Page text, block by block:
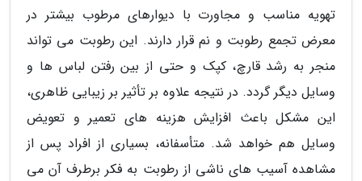
تهویه مناسب و مجاورت با دیوارهای مرطوب بیشتر در
معرض تجمع رطوبت و نم قرار دارند. این رطوبت می تواند
منجر به رشد قارچ، کپک و حتی از بین رفتن لباس ها و
وسایل دیگر گردد. در نتیجه علاوه بر تأثیر بر زیبایی ظاهری،
این مشکل باعث افزایش هزینه های تعمیر و تعویض
وسایل هم خواهد شد. متأسفانه، بسیاری از افراد پس از
مشاهده آسیب های ناشی از رطوبت به فکر برطرف آن می